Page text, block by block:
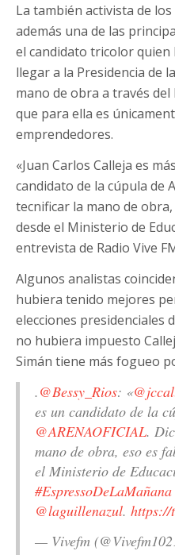
La también activista de
además una de las
el candidato tricolor quien
llegar a la Presidencia de
mano de obra a través
que para ella es
emprendedores.
«Juan Carlos Calleja es
candidato de la cúpula de
tecnificar la mano de
desde el Ministerio de
entrevista de Radio Vive
Algunos analistas
hubiera tenido mejores
elecciones presidenciales
no hubiera impuesto
Simán tiene más fogueo
.@Bessy_Rios: «
es un candidato de la
@ARENAOFICIAL.
mano de obra, eso es
el Ministerio de
#EspressoDeLaMañana
@laguillenazul. https://
— Vivefm